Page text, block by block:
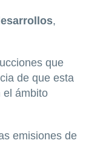
,
que
de que esta
el ámbito
emisiones de